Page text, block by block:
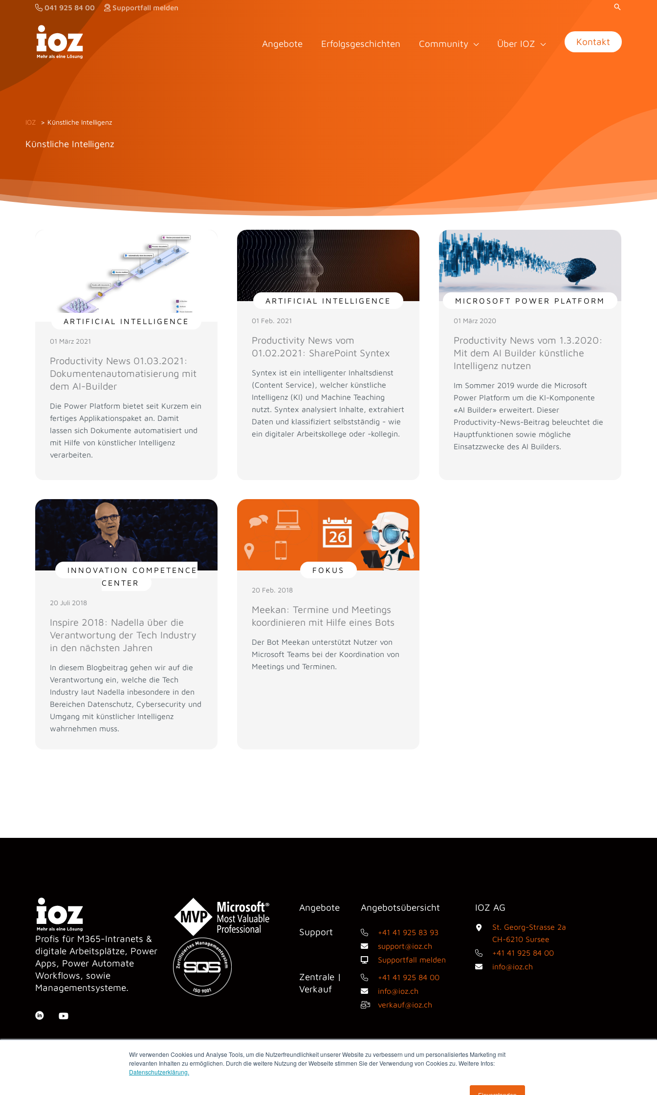
Wir verwenden Cookies und Analyse Tools, um die Nutzerfreundlichkeit unserer Website zu verbessern und um personalisiertes Marketing mit
relevanten Inhalten zu ermöglichen. Durch die weitere Nutzung der Webseite stimmen Sie der Verwendung von Cookies zu. Weitere Infos:
Datenschutzerklärung.
041 925 84 00 Supportfall melden
Angebote Erfolgsgeschichten Community Über IOZ Kontakt
IOZ Künstliche Intelligenz
Künstliche Intelligenz
ARTIFICIAL INTELLIGENCE
01 März 2021
Productivity News 01.03.2021:
Dokumentenautomatisierung mit
dem AI-Builder
Die Power Platform bietet seit Kurzem ein
fertiges Applikationspaket an. Damit
lassen sich Dokumente automatisiert und
mit Hilfe von künstlicher Intelligenz
verarbeiten.
ARTIFICIAL INTELLIGENCE
01 Feb. 2021
Productivity News vom
01.02.2021: SharePoint Syntex
Syntex ist ein intelligenter Inhaltsdienst
(Content Service), welcher künstliche
Intelligenz (KI) und Machine Teaching
nutzt. Syntex analysiert Inhalte, extrahiert
Daten und klassifiziert selbstständig - wie
ein digitaler Arbeitskollege oder -kollegin.
MICROSOFT POWER PLATFORM
01 März 2020
Productivity News vom 1.3.2020:
Mit dem AI Builder künstliche
Intelligenz nutzen
Im Sommer 2019 wurde die Microsoft
Power Platform um die KI-Komponente
«AI Builder» erweitert. Dieser
Productivity-News-Beitrag beleuchtet die
Hauptfunktionen sowie mögliche
Einsatzzwecke des AI Builders.
INNOVATION COMPETENCE
CENTER
20 Juli 2018
Inspire 2018: Nadella über die
Verantwortung der Tech Industry
in den nächsten Jahren
In diesem Blogbeitrag gehen wir auf die
Verantwortung ein, welche die Tech
Industry laut Nadella inbesondere in den
Bereichen Datenschutz, Cybersecurity und
Umgang mit künstlicher Intelligenz
wahrnehmen muss.
FOKUS
20 Feb. 2018
Meekan: Termine und Meetings
koordinieren mit Hilfe eines Bots
Der Bot Meekan unterstützt Nutzer von
Microsoft Teams bei der Koordination von
Meetings und Terminen.
Profis für M365-Intranets &
digitale Arbeitsplätze, Power
Apps, Power Automate
Workflows, sowie
Managementsysteme.
Angebote Angebotsübersicht
Support
+41 41 925 83 93
support@ioz.ch
Supportfall melden
Zentrale |
Verkauf
+41 41 925 84 00
info@ioz.ch
verkauf@ioz.ch
IOZ AG
St. Georg-Strasse 2a
CH-6210 Sursee
+41 41 925 84 00
info@ioz.ch
Impressum·Datenschutz·